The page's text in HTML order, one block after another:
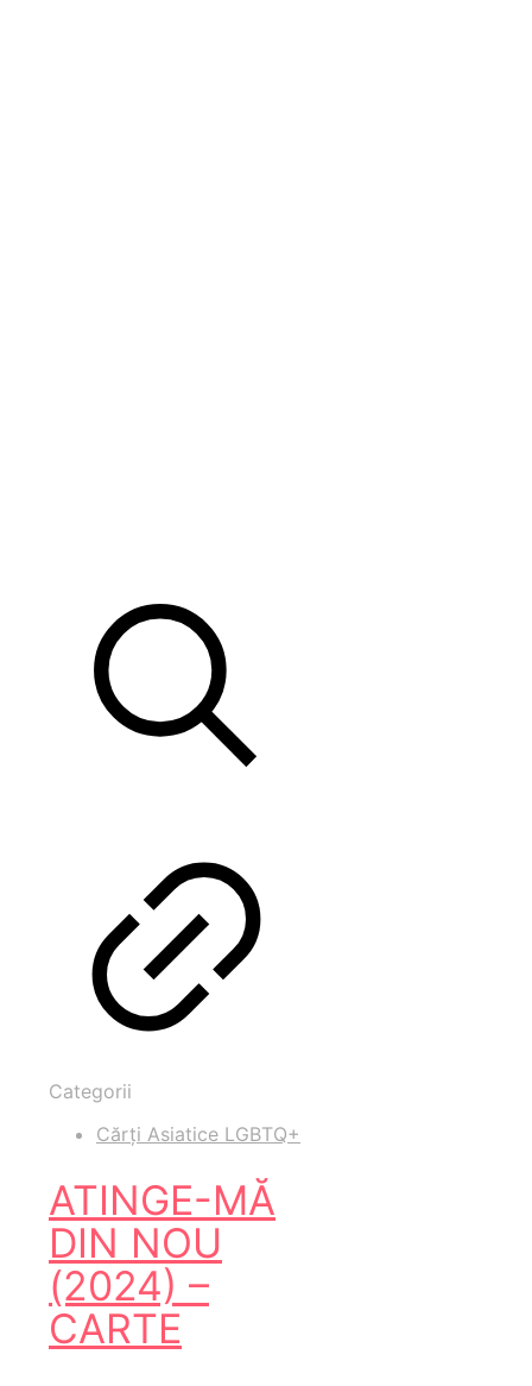
Categorii
Cărți Asiatice LGBTQ+
ATINGE-MĂ
DIN NOU
(2024) –
CARTE